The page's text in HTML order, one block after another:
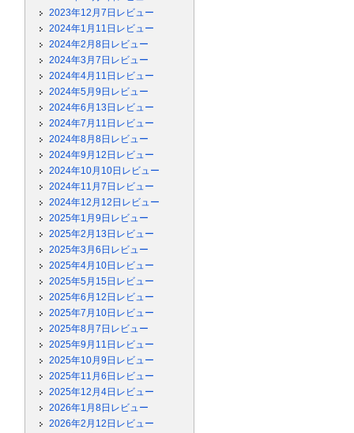
2023年12月7日レビュー
2024年1月11日レビュー
2024年2月8日レビュー
2024年3月7日レビュー
2024年4月11日レビュー
2024年5月9日レビュー
2024年6月13日レビュー
2024年7月11日レビュー
2024年8月8日レビュー
2024年9月12日レビュー
2024年10月10日レビュー
2024年11月7日レビュー
2024年12月12日レビュー
2025年1月9日レビュー
2025年2月13日レビュー
2025年3月6日レビュー
2025年4月10日レビュー
2025年5月15日レビュー
2025年6月12日レビュー
2025年7月10日レビュー
2025年8月7日レビュー
2025年9月11日レビュー
2025年10月9日レビュー
2025年11月6日レビュー
2025年12月4日レビュー
2026年1月8日レビュー
2026年2月12日レビュー